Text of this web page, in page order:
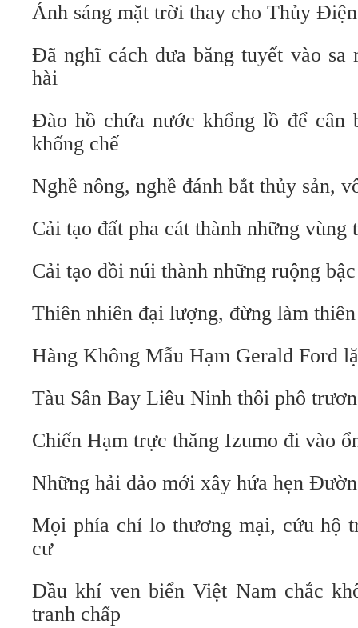
Ánh sáng mặt trời thay cho Thủy
Đã nghĩ cách đưa băng tuyết vào sa
hài
Đào hồ chứa nước khổng lồ để cân
khống chế
Nghề nông, nghề đánh bắt thủy sản,
Cải tạo đất pha cát thành những vùng
Cải tạo đồi núi thành những ruộng
Thiên nhiên đại lượng, đừng làm
Hàng Không Mẫu Hạm Gerald Ford
Tàu Sân Bay Liêu Ninh thôi phô
Chiến Hạm trực thăng Izumo đi vào
Những hải đảo mới xây hứa hẹn
Mọi phía chỉ lo thương mại, cứu hộ
cư
Dầu khí ven biển Việt Nam chắc
tranh chấp